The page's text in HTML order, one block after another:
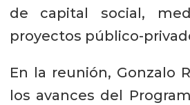
de capital social,
proyectos público-
En la reunión, Gonzalo
los avances del